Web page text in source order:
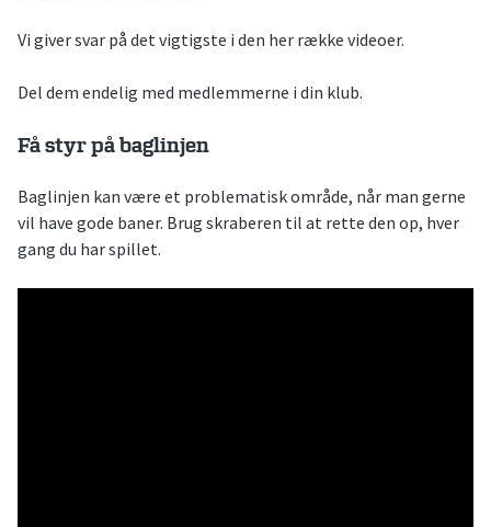
Vi giver svar på det vigtigste i den her række videoer.
Del dem endelig med medlemmerne i din klub.
Få styr på baglinjen
Baglinjen kan være et problematisk område, når man gerne
vil have gode baner. Brug skraberen til at rette den op, hver
gang du har spillet.